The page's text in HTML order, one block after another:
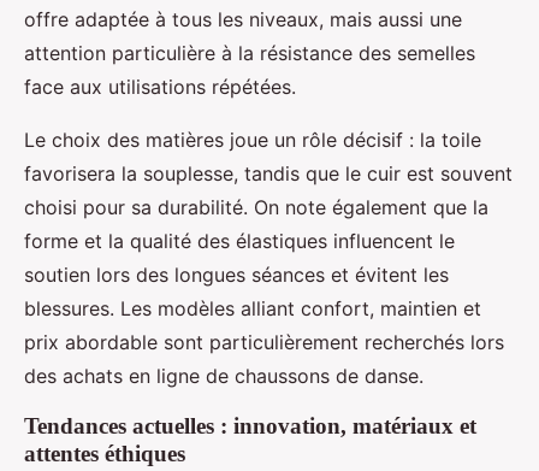
offre adaptée à tous les niveaux, mais aussi une
attention particulière à la résistance des semelles
face aux utilisations répétées.
Le choix des matières joue un rôle décisif : la toile
favorisera la souplesse, tandis que le cuir est souvent
choisi pour sa durabilité. On note également que la
forme et la qualité des élastiques influencent le
soutien lors des longues séances et évitent les
blessures. Les modèles alliant confort, maintien et
prix abordable sont particulièrement recherchés lors
des achats en ligne de chaussons de danse.
Tendances actuelles : innovation, matériaux et
attentes éthiques